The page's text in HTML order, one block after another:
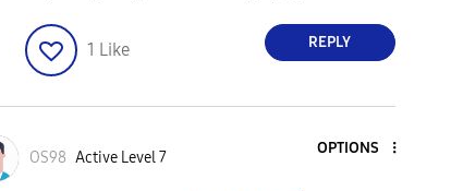
1 Like REPLY
OS98 Active Level 7
OPTIONS